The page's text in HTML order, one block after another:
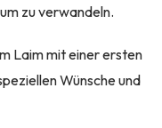
zu verwandeln.
Laim mit einer ersten
Wünsche und